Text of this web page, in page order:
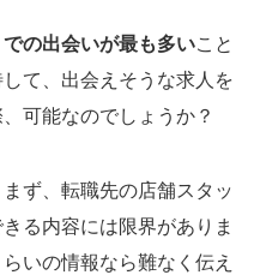
での出会いが最も多いこと
て、出会えそうな求人を
可能なのでしょうか？
ず、転職先の店舗スタッ
る内容には限界がありま
いの情報なら難なく伝え